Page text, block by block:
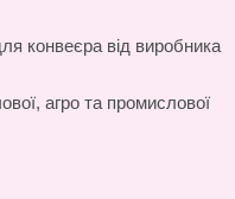
конвеєра від виробника
агро та промислової